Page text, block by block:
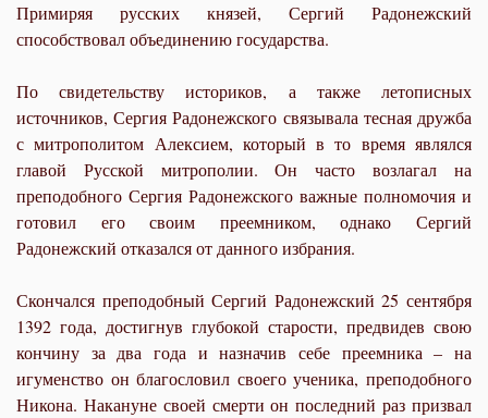
Примиряя русских князей, Сергий Радонежский
способствовал объединению государства.
По свидетельству историков, а также летописных
источников, Сергия Радонежского связывала тесная дружба
с митрополитом Алексием, который в то время являлся
главой Русской митрополии. Он часто возлагал на
преподобного Сергия Радонежского важные полномочия и
готовил его своим преемником, однако Сергий
Радонежский отказался от данного избрания.
Скончался преподобный Сергий Радонежский 25 сентября
1392 года, достигнув глубокой старости, предвидев свою
кончину за два года и назначив себе преемника – на
игуменство он благословил своего ученика, преподобного
Никона. Накануне своей смерти он последний раз призвал